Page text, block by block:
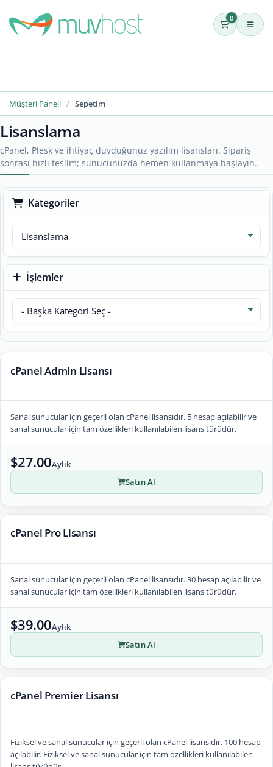
0
Müşteri Paneli Sepetim
Lisanslama
cPanel, Plesk ve ihtiyaç duyduğunuz yazılım lisansları. Sipariş
sonrası hızlı teslim; sunucunuzda hemen kullanmaya başlayın.
Kategoriler
İşlemler
cPanel Admin Lisansı
Sanal sunucular için geçerli olan cPanel lisansıdır. 5 hesap açılabilir ve
sanal sunucular için tam özellikleri kullanılabilen lisans türüdür.
$27.00Aylık
Satın Al
cPanel Pro Lisansı
Sanal sunucular için geçerli olan cPanel lisansıdır. 30 hesap açılabilir ve
sanal sunucular için tam özellikleri kullanılabilen lisans türüdür.
$39.00Aylık
Satın Al
cPanel Premier Lisansı
Fiziksel ve sanal sunucular için geçerli olan cPanel lisansıdır. 100 hesap
açılabilir. Fiziksel ve sanal sunucular için tam özellikleri kullanılabilen